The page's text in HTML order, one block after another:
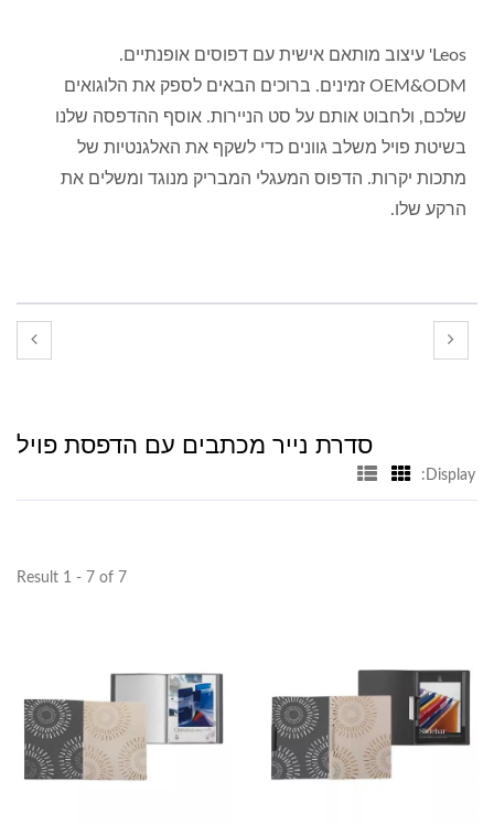
Leos' עיצוב מותאם אישית עם דפוסים אופנתיים.
OEM&ODM זמינים. ברוכים הבאים לספק את הלוגואים
שלכם, ולחבוט אותם על סט הניירות. אוסף ההדפסה שלנו
בשיטת פויל משלב גוונים כדי לשקף את האלגנטיות של
מתכות יקרות. הדפוס המעגלי המבריק מנוגד ומשלים את
הרקע שלו.
סדרת נייר מכתבים עם הדפסת פויל
Display:
Result 1 - 7 of 7